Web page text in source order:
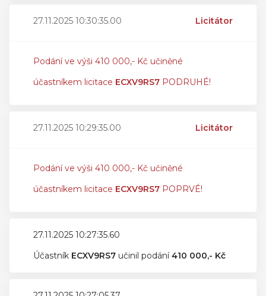
27.11.2025 10:30:35.00 Licitátor
Podání ve výši 410 000,- Kč učiněné
účastníkem licitace ECXV9RS7 PODRUHÉ!
27.11.2025 10:29:35.00 Licitátor
Podání ve výši 410 000,- Kč učiněné
účastníkem licitace ECXV9RS7 POPRVÉ!
27.11.2025 10:27:35.60
Účastník ECXV9RS7 učinil podání410 000,- Kč